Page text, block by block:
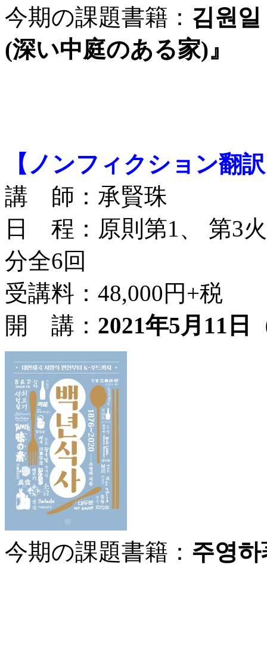
今期の課題書籍： 김원
(深い中庭のある家)』
【ノンフィクション翻
講 師：承賢珠
日 程：原則第1、 第3
分全6回
受講料：48,000円+税
開 講： 2021年5月11日
今期の課題書籍： 주영